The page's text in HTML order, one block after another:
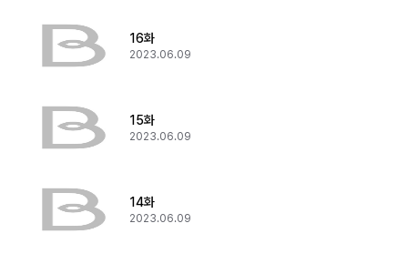
16화
2023.06.09
15화
2023.06.09
14화
2023.06.09